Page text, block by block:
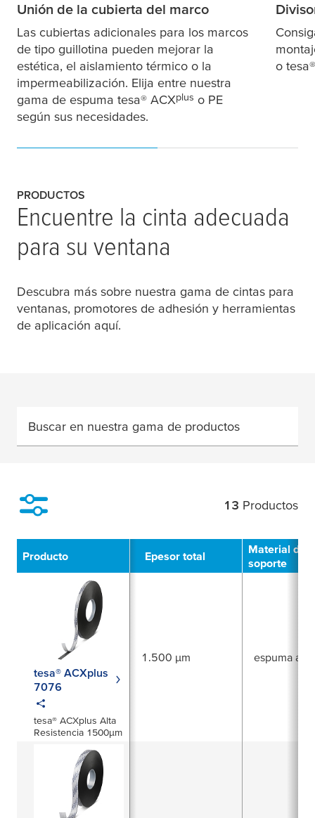
Unión de la cubierta del marco
Las cubiertas adicionales para los marcos
de tipo guillotina pueden mejorar la
estética, el aislamiento térmico o la
impermeabilización. Elija entre nuestra
gama de espuma tesa® ACXplus o PE
según sus necesidades.
o tesa
PRODUCTOS
Encuentre la cinta adecuada
para su ventana
Descubra más sobre nuestra gama de cintas para
ventanas, promotores de adhesión y herramientas
de aplicación aquí.
Buscar en nuestra gama de productos
13 Productos
Producto Epesor total
Material de
soporte
tesa® ACXplus
7076
tesa® ACXplus Alta
Resistencia 1500µm
1.500 µm espuma